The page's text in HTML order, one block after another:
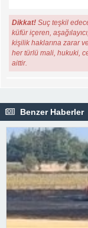
Dikkat! Suç teşkil
küfür içeren,
kişilik haklarına zarar
her türlü mali, hukuki,
aittir.
Benzer Haberler